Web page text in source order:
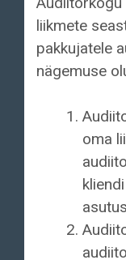
liikmete
pakkujatele
nägemuse
oma